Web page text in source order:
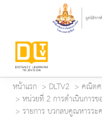
หน้าแรก DLTV2
คณิต
หน่วยที่ 2 การดำเนินการ
รายการ บวกลบคูณหารร